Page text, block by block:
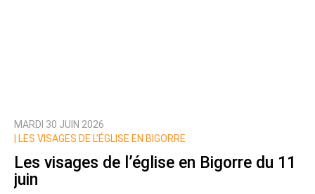
MARDI 30 JUIN 2026
LES VISAGES DE L’ÉGLISE EN BIGORRE
Les visages de l’église en Bigorre du 11
juin